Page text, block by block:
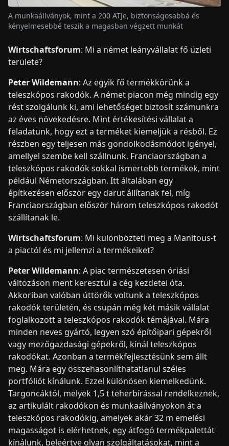
A munkaállványok, mint a 200 ATJe, biztonságosabbá és
kényelmesebbé teszik a magasban végzett munkát
Wirtschaftsforum: Mi a német leányvállalat fő üzleti
területe?
Peter Wildemann: Az egyik fő termékkörünk a
teleszkópos rakodók. A német piacon még mindig egy
rést szolgálunk ki, ami lehetőséget biztosít számunkra
az éves növekedésre. Mint értékesítési vállalat a
feladatunk, hogy ezt a terméket kiemeljük a résből. Ez
részben egy teljesen más gondolkodásmódot igényel,
amellyel szembe kell szállnunk. Franciaországban a
teleszkópos rakodók sokkal ismertebb termékek, mint
például Németországban. Itt általában egy
építkezésen először egy darut állítanak fel, míg
Franciaországban először három teleszkópos rakodót
szállítanak le.
Wirtschaftsforum: Mi különbözteti meg a Manitous-t
a piactól és mi jellemzi a termékeiket?
Peter Wildemann: A piac természetesen óriási
változáson ment keresztül a cég kezdetei óta.
Akkoriban valóban úttörők voltunk a teleszkópos
rakodók területén, és csupán még két másik vállalat
foglalkozott a teleszkópos rakodók témájával. Mára
minden neves gyártó, legyen szó építőipari gépekről
vagy mezőgazdasági gépekről, kínál teleszkópos
rakodókat. Azonban a termékfejlesztésünk sem állt
meg. Mára egy összehasonlíthatatlanul széles
portfóliót kínálunk. Ezzel különösen kiemelkedünk.
Targoncáktól, melyek 1,5 t teherbírással rendelkeznek,
az artikulált rakodókon és munkaállványokon át a
teleszkópos rakodókig, amelyek akár 32 m emelési
magasságot is elérhetnek, egy átfogó termékpalettát
kínálunk, beleértve olyan szolgáltatásokat, mint a